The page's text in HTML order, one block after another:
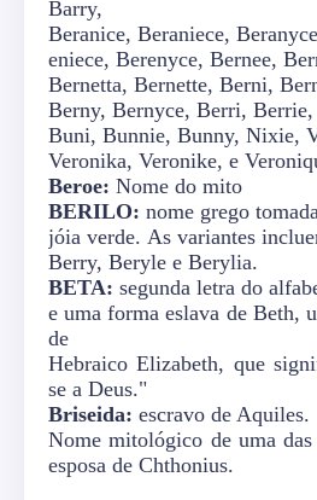
Barry,
Beranice, Beraniece,
eniece, Berenyce, Bernee,
Bernetta, Bernette, Berni,
Berny, Bernyce, Berri,
Buni, Bunnie, Bunny, Nixie,
Veronika, Veronike, e
Beroe: Nome do mito
BERILO: nome grego
jóia verde. As variantes
Berry, Beryle e Berylia.
BETA: segunda letra do
e uma forma eslava de Beth,
de
Hebraico Elizabeth, que
se a Deus."
Briseida: escravo de Aquiles.
Nome mitológico de uma
esposa de Chthonius.